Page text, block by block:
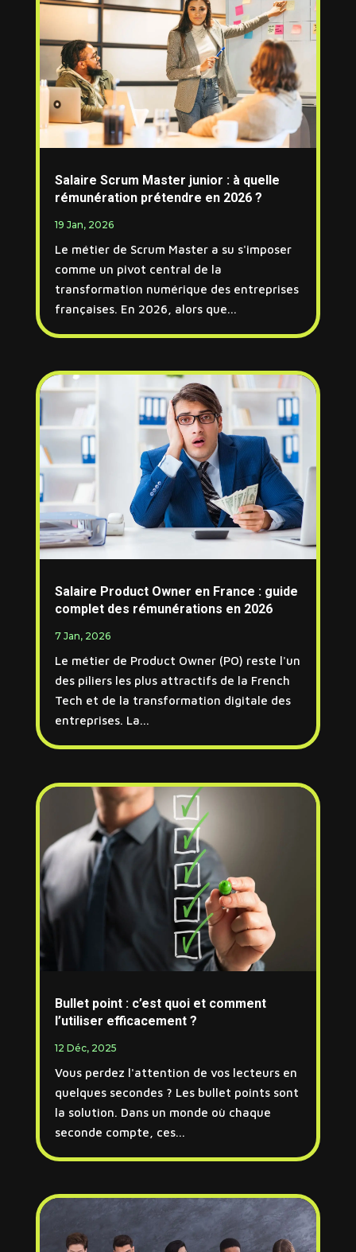
Salaire Scrum Master junior : à quelle
rémunération prétendre en 2026 ?
19 Jan, 2026
Le métier de Scrum Master a su s'imposer
comme un pivot central de la
transformation numérique des entreprises
françaises. En 2026, alors que...
Salaire Product Owner en France : guide
complet des rémunérations en 2026
7 Jan, 2026
Le métier de Product Owner (PO) reste l'un
des piliers les plus attractifs de la French
Tech et de la transformation digitale des
entreprises. La...
Bullet point : c’est quoi et comment
l’utiliser efficacement ?
12 Déc, 2025
Vous perdez l'attention de vos lecteurs en
quelques secondes ? Les bullet points sont
la solution. Dans un monde où chaque
seconde compte, ces...